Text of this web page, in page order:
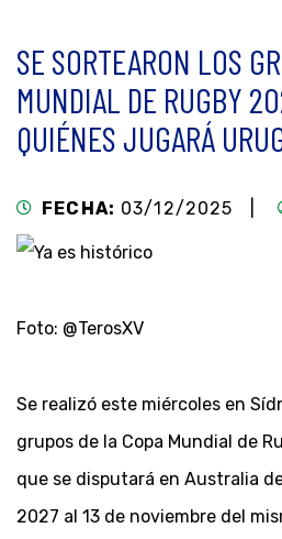
SE SORTEARON LOS
MUNDIAL DE RUGBY
QUIÉNES JUGARÁ
FECHA: 03/12/2025 |
Foto: @TerosXV
Se realizó este miércoles en
grupos de la Copa Mundial de
que se disputará en Australia
2027 al 13 de noviembre del